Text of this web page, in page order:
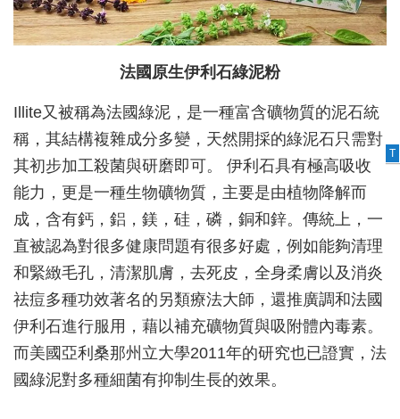
法國原生伊利石綠泥粉
Illite又被稱為法國綠泥，是一種富含礦物質的泥石統
稱，其結構複雜成分多變，天然開採的綠泥石只需對
其初步加工殺菌與研磨即可。 伊利石具有極高吸收
能力，更是一種生物礦物質，主要是由植物降解而
成，含有鈣，鋁，鎂，硅，磷，銅和鋅。傳統上，一
直被認為對很多健康問題有很多好處，例如能夠清理
和緊緻毛孔，清潔肌膚，去死皮，全身柔膚以及消炎
祛痘多種功效著名的另類療法大師，還推廣調和法國
伊利石進行服用，藉以補充礦物質與吸附體內毒素。
而美國亞利桑那州立大學2011年的研究也已證實，法
國綠泥對多種細菌有抑制生長的效果。
T